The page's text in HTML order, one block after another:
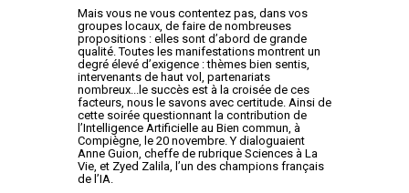
Mais vous ne vous contentez pas, dans vos
groupes locaux, de faire de nombreuses
propositions : elles sont d’abord de grande
qualité. Toutes les manifestations montrent un
degré élevé d’exigence : thèmes bien sentis,
intervenants de haut vol, partenariats
nombreux...le succès est à la croisée de ces
facteurs, nous le savons avec certitude. Ainsi de
cette soirée questionnant la contribution de
l’Intelligence Artificielle au Bien commun, à
Compiègne, le 20 novembre. Y dialoguaient
Anne Guion, cheffe de rubrique Sciences à La
Vie, et Zyed Zalila, l’un des champions français
de l’IA.